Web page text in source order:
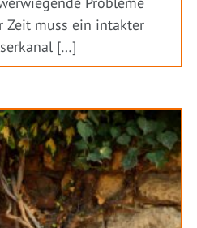
Zeit muss ein intakter
[…]